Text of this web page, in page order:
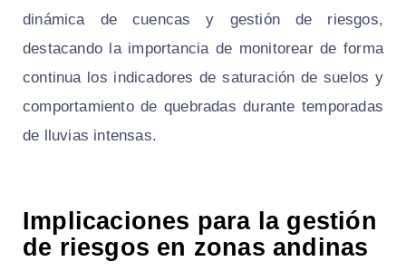
dinámica de cuencas y gestión de riesgos,
destacando la importancia de monitorear de forma
continua los indicadores de saturación de suelos y
comportamiento de quebradas durante temporadas
de lluvias intensas.
Implicaciones para la gestión
de riesgos en zonas andinas